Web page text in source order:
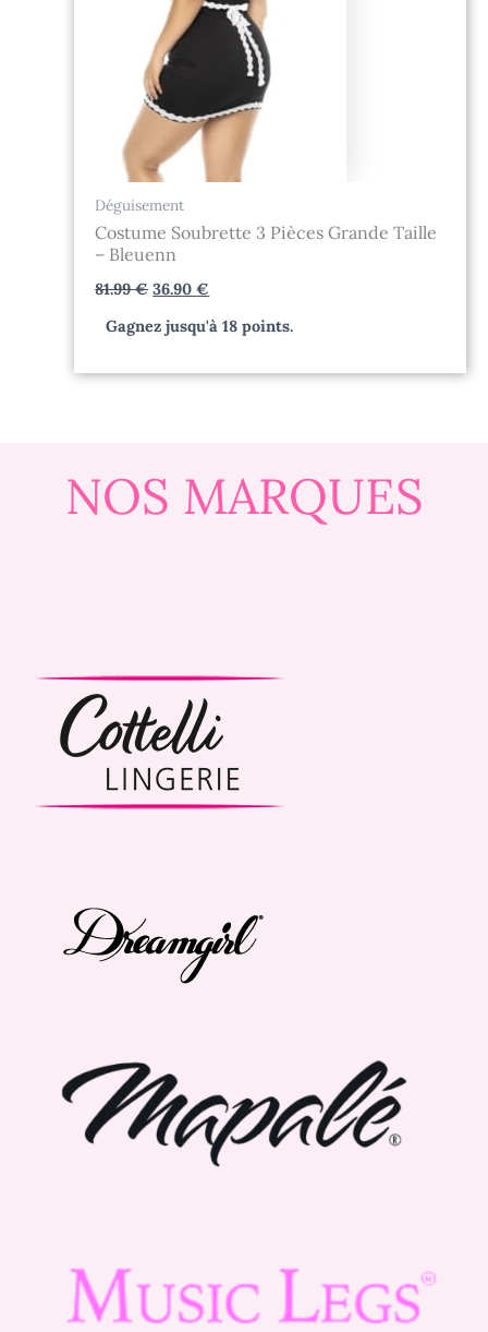
Déguisement
Costume Soubrette 3 Pièces Grande Taille
– Bleuenn
81.99€ 36.90€
Gagnez jusqu'à 18 points.
NOS MARQUES